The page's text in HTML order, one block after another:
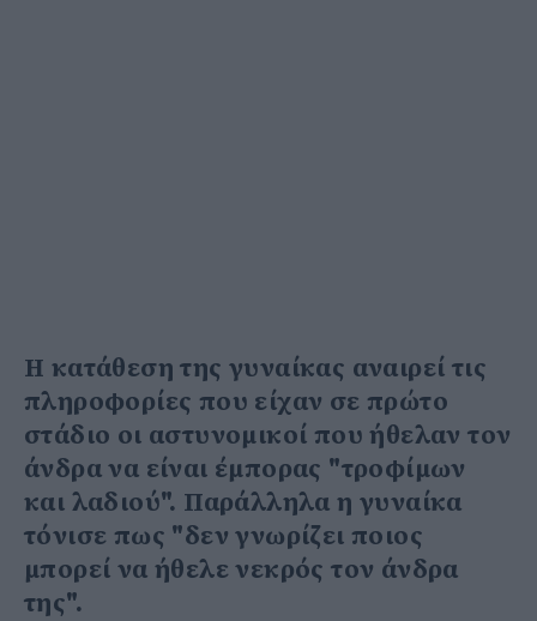
Η κατάθεση της γυναίκας αναιρεί τις
πληροφορίες που είχαν σε πρώτο
στάδιο οι αστυνομικοί που ήθελαν τον
άνδρα να είναι έμπορας "τροφίμων
και λαδιού". Παράλληλα η γυναίκα
τόνισε πως "δεν γνωρίζει ποιος
μπορεί να ήθελε νεκρός τον άνδρα
της".